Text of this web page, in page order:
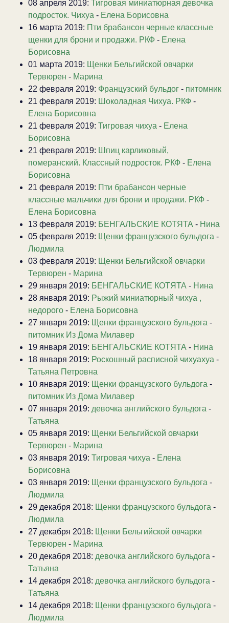
08 апреля 2019: Тигровая миниатюрная девочка
подросток. Чихуа - Елена Борисовна
16 марта 2019: Пти брабансон черные классные
щенки для брони и продажи. РКФ - Елена
Борисовна
01 марта 2019: Щенки Бельгийской овчарки
Тервюрен - Марина
22 февраля 2019: Французский бульдог - питомник
21 февраля 2019: Шоколадная Чихуа. РКФ -
Елена Борисовна
21 февраля 2019: Тигровая чихуа - Елена
Борисовна
21 февраля 2019: Шпиц карликовый,
померанский. Классный подросток. РКФ - Елена
Борисовна
21 февраля 2019: Пти брабансон черные
классные мальчики для брони и продажи. РКФ -
Елена Борисовна
13 февраля 2019: БЕНГАЛЬСКИЕ КОТЯТА - Нина
05 февраля 2019: Щенки французского бульдога -
Людмила
03 февраля 2019: Щенки Бельгийской овчарки
Тервюрен - Марина
29 января 2019: БЕНГАЛЬСКИЕ КОТЯТА - Нина
28 января 2019: Рыжий миниатюрный чихуа ,
недорого - Елена Борисовна
27 января 2019: Щенки французского бульдога -
питомник Из Дома Милавер
19 января 2019: БЕНГАЛЬСКИЕ КОТЯТА - Нина
18 января 2019: Роскошный расписной чихуахуа -
Татьяна Петровна
10 января 2019: Щенки французского бульдога -
питомник Из Дома Милавер
07 января 2019: девочка английского бульдога -
Татьяна
05 января 2019: Щенки Бельгийской овчарки
Тервюрен - Марина
03 января 2019: Тигровая чихуа - Елена
Борисовна
03 января 2019: Щенки французского бульдога -
Людмила
29 декабря 2018: Щенки французского бульдога -
Людмила
27 декабря 2018: Щенки Бельгийской овчарки
Тервюрен - Марина
20 декабря 2018: девочка английского бульдога -
Татьяна
14 декабря 2018: девочка английского бульдога -
Татьяна
14 декабря 2018: Щенки французского бульдога -
Людмила